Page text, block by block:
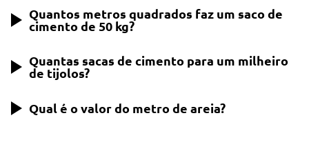
e do tipo de tijolo utilizado.
O custo de construção de uma casa de 60
metros quadrados pode variar entre R$ 60.000 e
e mão de obra.
Quantos metros quadrados faz um saco de
cimento de 50 kg?
Um saco de cimento de 50 kg pode render
aproximadamente 2 a 2,5 metros quadrados de
proporções da mistura.
Quantas sacas de cimento para um milheiro
de tijolos?
São necessárias aproximadamente 7 a 10 sacas
Qual é o valor do metro de areia?